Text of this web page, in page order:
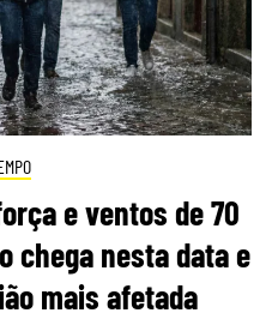
e ventos de 70
chega nesta data e
mais afetada